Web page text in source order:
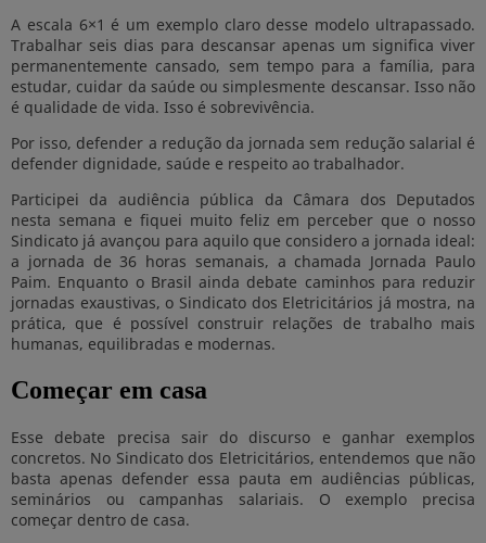
A escala 6×1 é um exemplo claro desse modelo ultrapassado.
Trabalhar seis dias para descansar apenas um significa viver
permanentemente cansado, sem tempo para a família, para
estudar, cuidar da saúde ou simplesmente descansar. Isso não
é qualidade de vida. Isso é sobrevivência.
Por isso, defender a redução da jornada sem redução salarial é
defender dignidade, saúde e respeito ao trabalhador.
Participei da audiência pública da Câmara dos Deputados
nesta semana e fiquei muito feliz em perceber que o nosso
Sindicato já avançou para aquilo que considero a jornada ideal:
a jornada de 36 horas semanais, a chamada Jornada Paulo
Paim. Enquanto o Brasil ainda debate caminhos para reduzir
jornadas exaustivas, o Sindicato dos Eletricitários já mostra, na
prática, que é possível construir relações de trabalho mais
humanas, equilibradas e modernas.
Começar em casa
Esse debate precisa sair do discurso e ganhar exemplos
concretos. No Sindicato dos Eletricitários, entendemos que não
basta apenas defender essa pauta em audiências públicas,
seminários ou campanhas salariais. O exemplo precisa
começar dentro de casa.